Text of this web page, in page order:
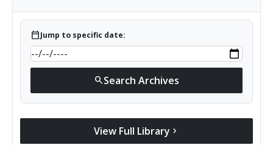
calendar_todayJump to specific date:
searchSearch Archives
View Full Library chevron_right